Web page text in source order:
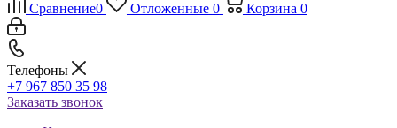
Сравнение0 Отложенные 0 Корзина 0
Телефоны
+7 967 850 35 98
Заказать звонок